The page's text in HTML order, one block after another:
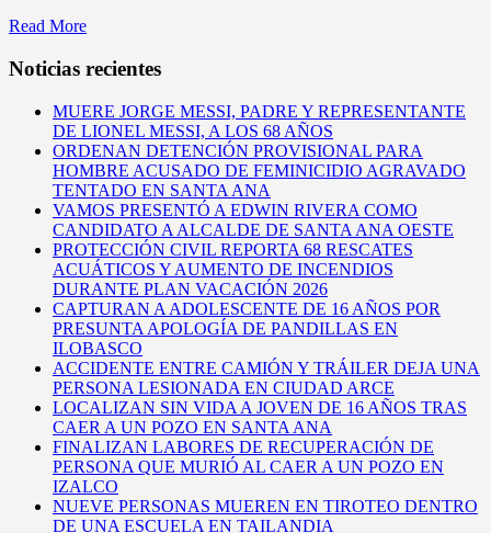
Read More
Noticias recientes
MUERE JORGE MESSI, PADRE Y REPRESENTANTE
DE LIONEL MESSI, A LOS 68 AÑOS
ORDENAN DETENCIÓN PROVISIONAL PARA
HOMBRE ACUSADO DE FEMINICIDIO AGRAVADO
TENTADO EN SANTA ANA
VAMOS PRESENTÓ A EDWIN RIVERA COMO
CANDIDATO A ALCALDE DE SANTA ANA OESTE
PROTECCIÓN CIVIL REPORTA 68 RESCATES
ACUÁTICOS Y AUMENTO DE INCENDIOS
DURANTE PLAN VACACIÓN 2026
CAPTURAN A ADOLESCENTE DE 16 AÑOS POR
PRESUNTA APOLOGÍA DE PANDILLAS EN
ILOBASCO
ACCIDENTE ENTRE CAMIÓN Y TRÁILER DEJA UNA
PERSONA LESIONADA EN CIUDAD ARCE
LOCALIZAN SIN VIDA A JOVEN DE 16 AÑOS TRAS
CAER A UN POZO EN SANTA ANA
FINALIZAN LABORES DE RECUPERACIÓN DE
PERSONA QUE MURIÓ AL CAER A UN POZO EN
IZALCO
NUEVE PERSONAS MUEREN EN TIROTEO DENTRO
DE UNA ESCUELA EN TAILANDIA